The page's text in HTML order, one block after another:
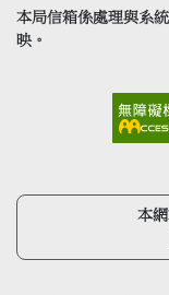
本局信箱係處理與系
映。
本